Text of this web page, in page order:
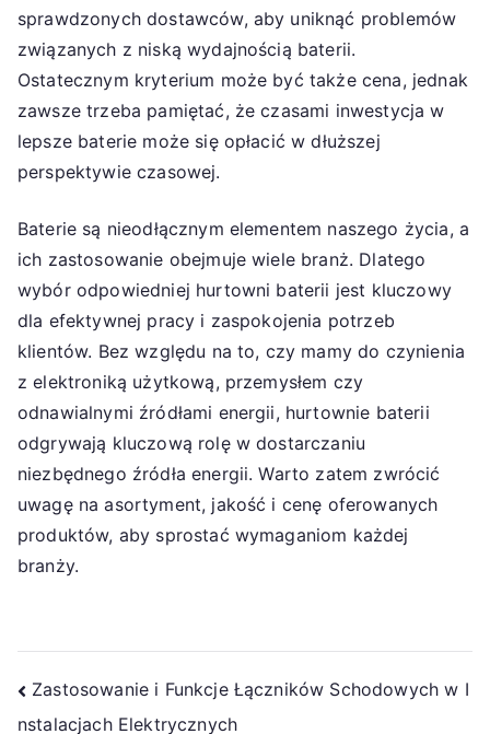
sprawdzonych dostawców, aby uniknąć problemów
związanych z niską wydajnością baterii.
Ostatecznym kryterium może być także cena, jednak
zawsze trzeba pamiętać, że czasami inwestycja w
lepsze baterie może się opłacić w dłuższej
perspektywie czasowej.
Baterie są nieodłącznym elementem naszego życia, a
ich zastosowanie obejmuje wiele branż. Dlatego
wybór odpowiedniej hurtowni baterii jest kluczowy
dla efektywnej pracy i zaspokojenia potrzeb
klientów. Bez względu na to, czy mamy do czynienia
z elektroniką użytkową, przemysłem czy
odnawialnymi źródłami energii, hurtownie baterii
odgrywają kluczową rolę w dostarczaniu
niezbędnego źródła energii. Warto zatem zwrócić
uwagę na asortyment, jakość i cenę oferowanych
produktów, aby sprostać wymaganiom każdej
branży.
Nawigacja
Zastosowanie i Funkcje Łączników Schodowych w I
nstalacjach Elektrycznych